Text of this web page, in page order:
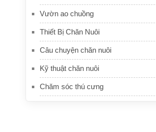
Vườn ao chuồng
Thiết Bị Chăn Nuôi
Câu chuyện chăn nuôi
Kỹ thuật chăn nuôi
Chăm sóc thú cưng